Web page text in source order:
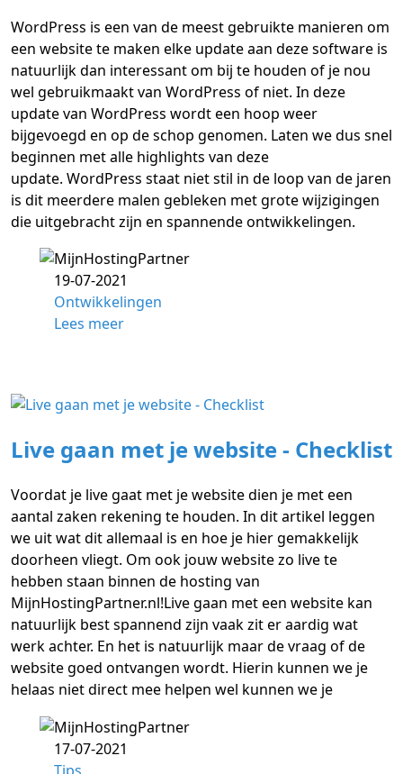
WordPress is een van de meest gebruikte manieren om
een website te maken elke update aan deze software is
natuurlijk dan interessant om bij te houden of je nou
wel gebruikmaakt van WordPress of niet. In deze
update van WordPress wordt een hoop weer
bijgevoegd en op de schop genomen. Laten we dus snel
beginnen met alle highlights van deze
update. WordPress staat niet stil in de loop van de jaren
is dit meerdere malen gebleken met grote wijzigingen
die uitgebracht zijn en spannende ontwikkelingen.
19-07-2021
Ontwikkelingen
Lees meer
Live gaan met je website - Checklist
Voordat je live gaat met je website dien je met een
aantal zaken rekening te houden. In dit artikel leggen
we uit wat dit allemaal is en hoe je hier gemakkelijk
doorheen vliegt. Om ook jouw website zo live te
hebben staan binnen de hosting van
MijnHostingPartner.nl!Live gaan met een website kan
natuurlijk best spannend zijn vaak zit er aardig wat
werk achter. En het is natuurlijk maar de vraag of de
website goed ontvangen wordt. Hierin kunnen we je
helaas niet direct mee helpen wel kunnen we je
17-07-2021